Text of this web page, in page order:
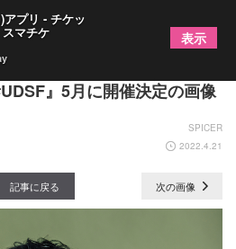
瀬二郎（betcover!!）が出演
』5月に開催決定の画像
SPICER
2022.4.21
記事に戻る 次の画像
アプリ - チケッ
スマチケ 表示